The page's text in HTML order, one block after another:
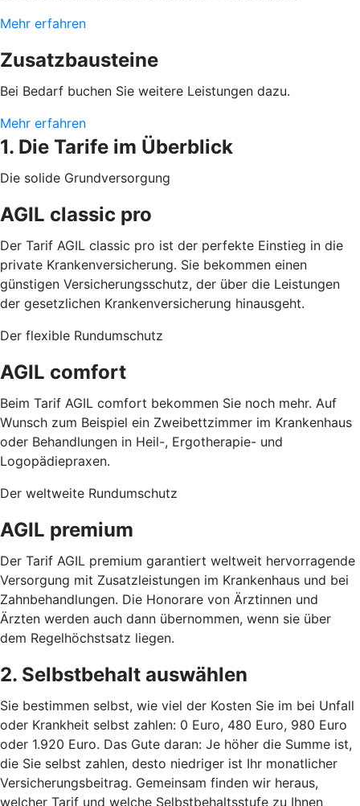
Mehr erfahren
Zusatzbausteine
Bei Bedarf buchen Sie weitere Leistungen dazu.
Mehr erfahren
1. Die Tarife im Überblick
Die solide Grundversorgung
AGIL classic pro
Der Tarif AGIL classic pro ist der perfekte Einstieg in die
private Krankenversicherung. Sie bekommen einen
günstigen Versicherungsschutz, der über die Leistungen
der gesetzlichen Krankenversicherung hinausgeht.
Der flexible Rundumschutz
AGIL comfort
Beim Tarif AGIL comfort bekommen Sie noch mehr. Auf
Wunsch zum Beispiel ein Zweibettzimmer im Krankenhaus
oder Behandlungen in Heil-, Ergotherapie- und
Logopädiepraxen.
Der weltweite Rundumschutz
AGIL premium
Der Tarif AGIL premium garantiert weltweit hervorragende
Versorgung mit Zusatzleistungen im Krankenhaus und bei
Zahnbehandlungen. Die Honorare von Ärztinnen und
Ärzten werden auch dann übernommen, wenn sie über
dem Regelhöchstsatz liegen.
2. Selbstbehalt auswählen
Sie bestimmen selbst, wie viel der Kosten Sie im bei Unfall
oder Krankheit selbst zahlen: 0 Euro, 480 Euro, 980 Euro
oder 1.920 Euro. Das Gute daran: Je höher die Summe ist,
die Sie selbst zahlen, desto niedriger ist Ihr monatlicher
Versicherungsbeitrag. Gemeinsam finden wir heraus,
welcher Tarif und welche Selbstbehaltsstufe zu Ihnen